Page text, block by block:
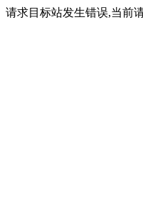
请求目标站发生错误,当前